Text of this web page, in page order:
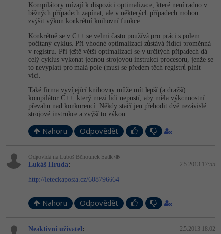
Kompilátory mívají k dispozici optimalizace, které není radno v
běžných případech zapínat, ale v některých případech mohou
zvýšit výkon konkrétní knihovní funkce.
Konkrétně se v C++ se velmi často používá pro práci s polem
počítaný cyklus. Při vhodné optimalizaci zůstává řídící proměnná
v registru. Při ještě větší optimalizaci se v určitých případech dá
celý cyklus vykonat jednou strojovou instrukcí procesoru, jenže se
to nevyplatí pro malá pole (musí se předem těch registrů plnit
víc).
Také firma vyvíjející knihovny může mít lepší (a dražší)
kompilátor C++, který mezi lidi nepustí, aby měla výkonnostní
převahu nad konkurencí. Někdy stačí jen přehodit dvě nezávislé
strojové instrukce a zvýší to výkon.
Nahoru Odpovědět
Odpovídá na Luboš Běhounek Satik
Lukáš Hruda: 2.5.2013 17:55
http://leteckaposta.cz/608796664
Nahoru Odpovědět
Neaktivní uživatel: 2.5.2013 18:02